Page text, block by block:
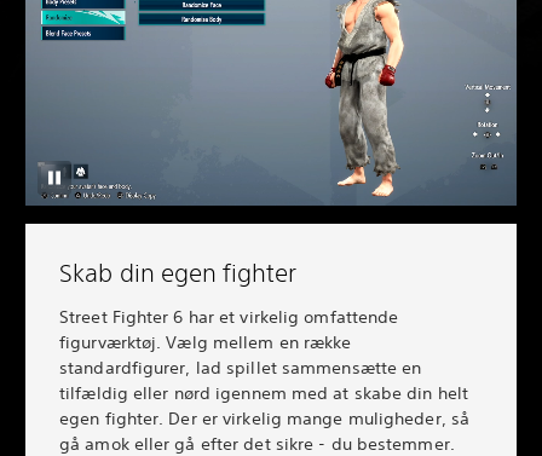
Skab din egen fighter
Street Fighter 6 har et virkelig omfattende
figurværktøj. Vælg mellem en række
standardfigurer, lad spillet sammensætte en
tilfældig eller nørd igennem med at skabe din helt
egen fighter. Der er virkelig mange muligheder, så
gå amok eller gå efter det sikre - du bestemmer.